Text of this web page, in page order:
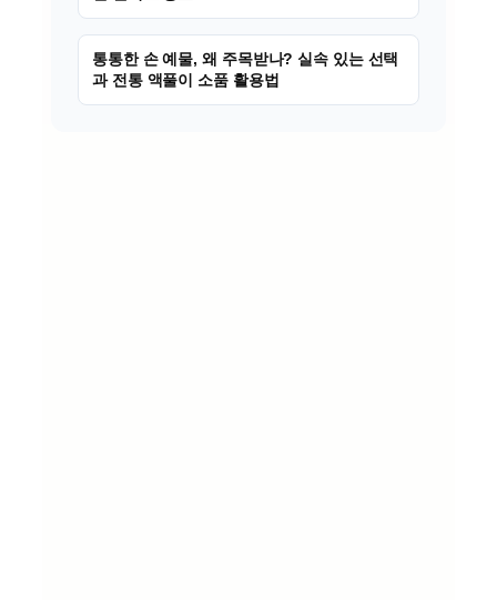
통통한 손 예물, 왜 주목받나? 실속 있는 선택
과 전통 액풀이 소품 활용법